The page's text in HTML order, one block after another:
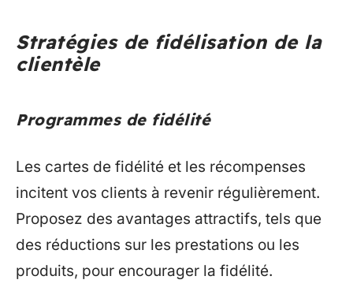
Stratégies de fidélisation de la
clientèle
Programmes de fidélité
Les cartes de fidélité et les récompenses
incitent vos clients à revenir régulièrement.
Proposez des avantages attractifs, tels que
des réductions sur les prestations ou les
produits, pour encourager la fidélité.